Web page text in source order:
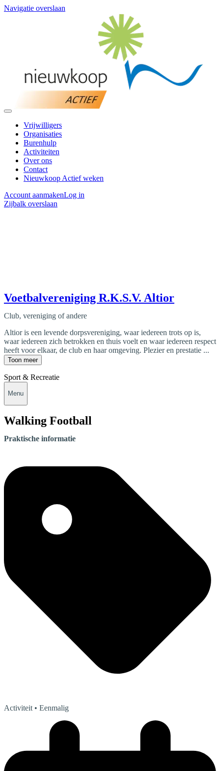
Navigatie overslaan
Vrijwilligers
Organisaties
Burenhulp
Activiteiten
Over ons
Contact
Nieuwkoop Actief weken
Account aanmakenLog in
Zijbalk overslaan
Voetbalvereniging R.K.S.V. Altior
Club, vereniging of andere
Altior is een levende dorpsvereniging, waar iedereen trots op is,
waar iedereen zich betrokken en thuis voelt en waar iedereen respect
heeft voor elkaar, de club en haar omgeving. Plezier en prestatie ...
Toon meer
Sport & Recreatie
Menu
Walking Football
Praktische informatie
Activiteit • Eenmalig